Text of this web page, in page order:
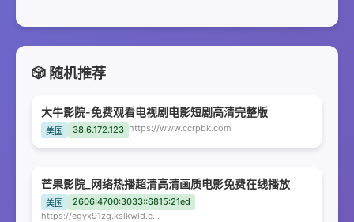
🎲 随机推荐
大牛影院-免费观看电视剧电影短剧高清完整版
美国 38.6.172.123 https://www.ccrpbk.com
芒果影院_网络热播超清高清画质电影免费在线播放
美国
2606:4700:3033::6815:21ed
https://egyx91zg.kslkwld.com